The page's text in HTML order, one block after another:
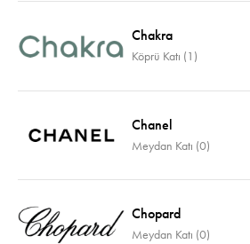
Chakra
Köprü Katı (1)
Chanel
Meydan Katı (0)
Chopard
Meydan Katı (0)